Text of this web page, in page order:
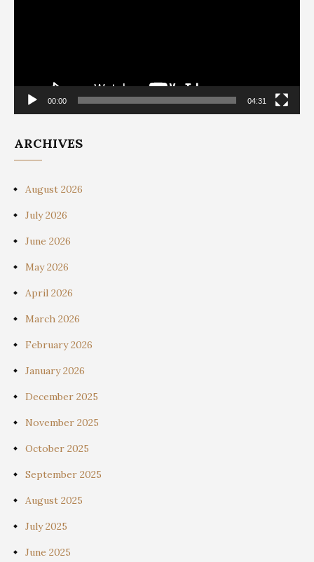
00:00 04:31
ARCHIVES
August 2026
July 2026
June 2026
May 2026
April 2026
March 2026
February 2026
January 2026
December 2025
November 2025
October 2025
September 2025
August 2025
July 2025
June 2025